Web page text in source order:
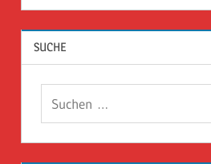
SUCHE